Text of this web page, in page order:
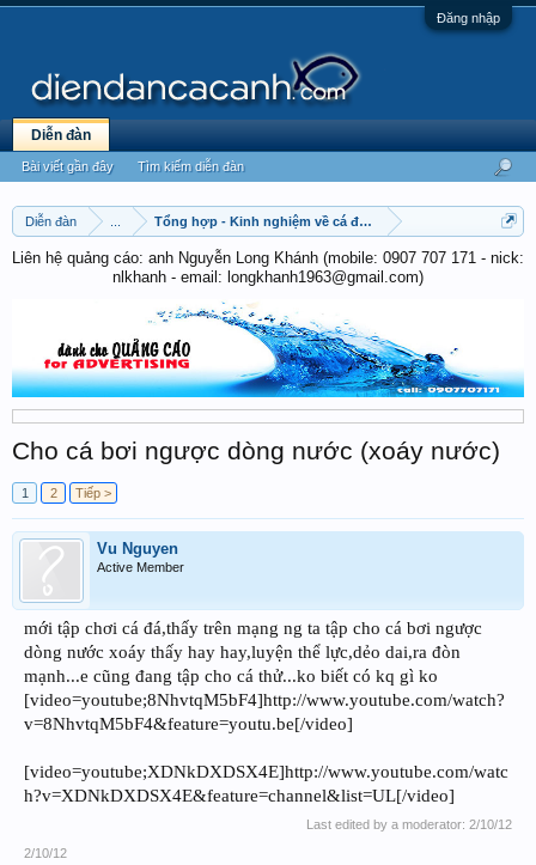
Đăng nhập
Diễn đàn Tổng hợp - Kinh nghiệm về cá đá - cá chọi
Liên hệ quảng cáo: anh Nguyễn Long Khánh (mobile: 0907 707 171 - nick:
nlkhanh - email: longkhanh1963@gmail.com)
Cho cá bơi ngược dòng nước (xoáy nước)
1 2 Tiếp >
Vu Nguyen
Active Member
mới tập chơi cá đá,thấy trên mạng ng ta tập cho cá bơi ngược
dòng nước xoáy thấy hay hay,luyện thể lực,dẻo dai,ra đòn
mạnh...e cũng đang tập cho cá thử...ko biết có kq gì ko
[video=youtube;8NhvtqM5bF4]http://www.youtube.com/watch?
v=8NhvtqM5bF4&feature=youtu.be[/video]
[video=youtube;XDNkDXDSX4E]http://www.youtube.com/watc
h?v=XDNkDXDSX4E&feature=channel&list=UL[/video]
Last edited by a moderator: 2/10/12
2/10/12
Diễn đàn
Bài viết gần đây Tìm kiếm diễn đàn